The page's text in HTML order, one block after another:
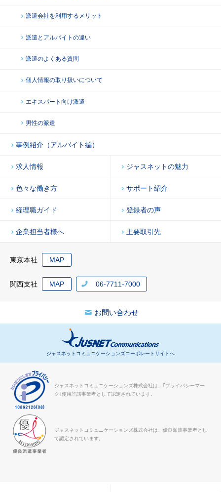
派遣会社を利用するメリット
派遣とアルバイトの違い
派遣のよくある質問
個人情報の取り扱いについて
エキスパート向け派遣
男性の派遣
事例紹介（アルバイト編）
求人情報 ジャスネットの魅力
色々な働き方 サポート紹介
経理職ガイド 登録者の声
企業担当者様へ 主要取引先
東京本社 MAP
関西支社 MAP 06-7711-7000
お問い合わせ
ジャスネットコミュニケーションズコーポレートサイトへ
ジャスネットコミュニケーションズ株式会社は、｢プライバシーマー
ク｣使用許諾事業者として認定されています。
ジャスネットコミュニケーションズ株式会社は、優良派遣事業者とし
て認定されています。